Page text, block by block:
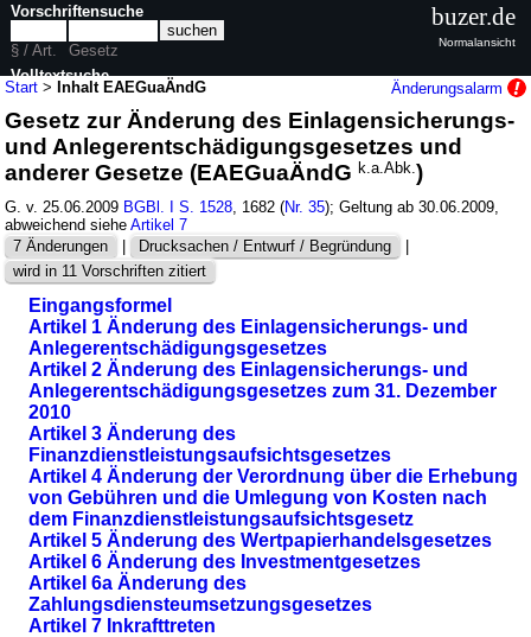
Start >Inhalt EAEGuaÄndG Änderungsalarm
Gesetz zur Änderung des Einlagensicherungs-
und Anlegerentschädigungsgesetzes und
anderer Gesetze (EAEGuaÄndGk.a.Abk.)
G. v. 25.06.2009 BGBl. I S. 1528 , 1682 (Nr. 35); Geltung ab 30.06.2009,
abweichend sieheArtikel 7
7 Änderungen
| Drucksachen / Entwurf / Begründung
|
wird in 11 Vorschriften zitiert
Eingangsformel
Artikel 1 Änderung des Einlagensicherungs- und
Anlegerentschädigungsgesetzes
Artikel 2 Änderung des Einlagensicherungs- und
Anlegerentschädigungsgesetzes zum 31. Dezember
2010
Artikel 3 Änderung des
Finanzdienstleistungsaufsichtsgesetzes
Artikel 4 Änderung der Verordnung über die Erhebung
von Gebühren und die Umlegung von Kosten nach
dem Finanzdienstleistungsaufsichtsgesetz
Artikel 5 Änderung des Wertpapierhandelsgesetzes
Artikel 6 Änderung des Investmentgesetzes
Artikel 6a Änderung des
Zahlungsdiensteumsetzungsgesetzes
Artikel 7 Inkrafttreten
Vorschriftensuche
§ / Art.
Gesetz
Volltextsuche
nur in EAEGuaÄndG
buzer.de
Normalansicht